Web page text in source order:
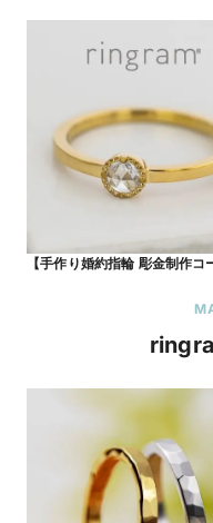
【手作り婚約指輪 彫金制作コ